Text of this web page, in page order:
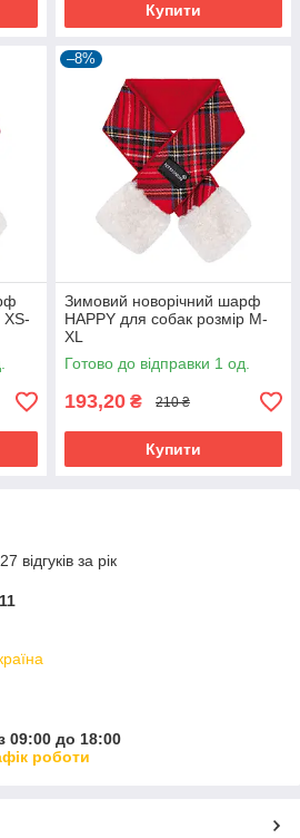
Купити
XS-
–8%
Зимовий новорічний шарф
HAPPY для собак розмір M-
XL
Готово до відправки 1 од.
193,20 ₴ 210 ₴
Купити
відгуків за рік
09:00 до 18:00
роботи